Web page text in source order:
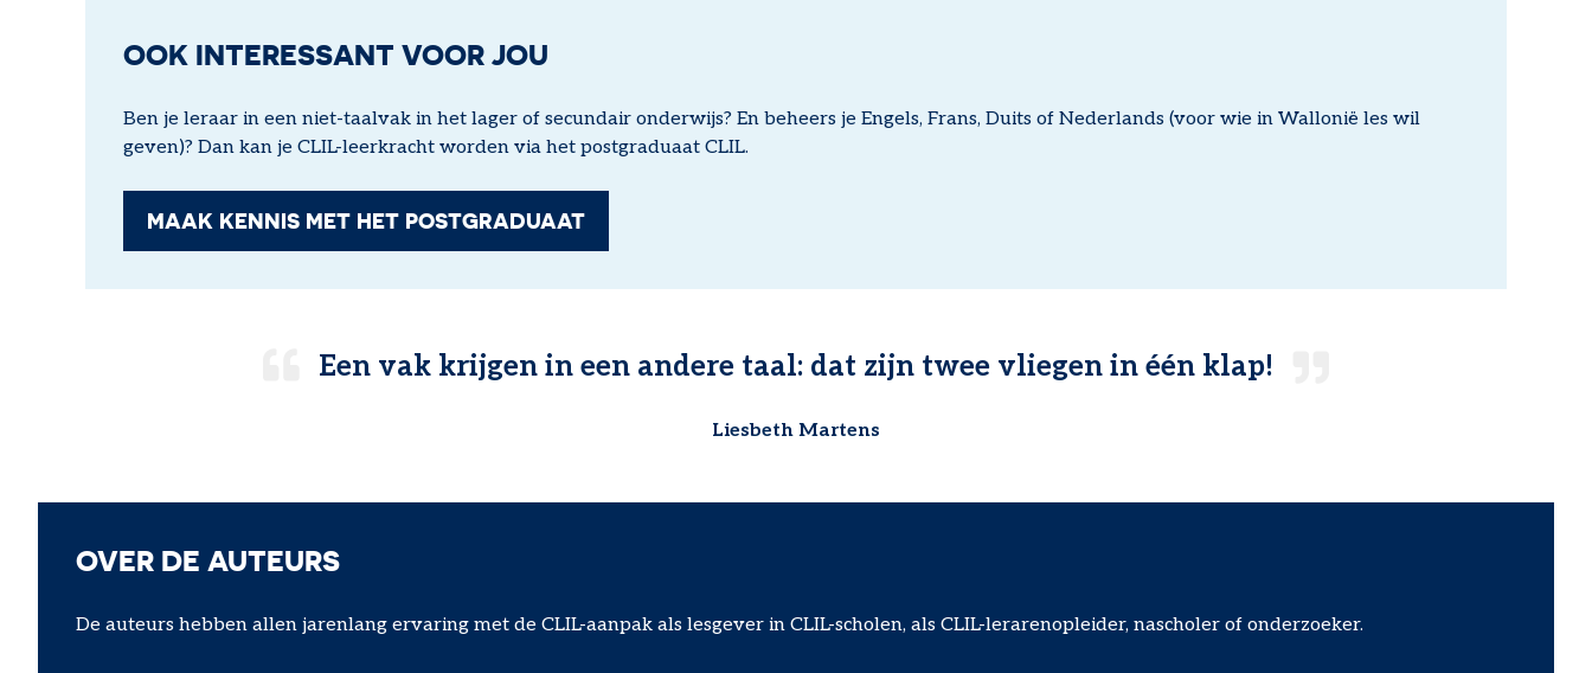
OOK INTERESSANT VOOR JOU
Ben je leraar in een niet-taalvak in het lager of secundair onderwijs? En beheers je Engels, Frans, Duits of Nederlands (voor wie in Wallonië les wil
geven)? Dan kan je CLIL-leerkracht worden via het postgraduaat CLIL.
MAAK KENNIS MET HET POSTGRADUAAT
Een vak krijgen in een andere taal: dat zijn twee vliegen in één klap!
Liesbeth Martens
OVER DE AUTEURS
De auteurs hebben allen jarenlang ervaring met de CLIL-aanpak als lesgever in CLIL-scholen, als CLIL-lerarenopleider, nascholer of onderzoeker.